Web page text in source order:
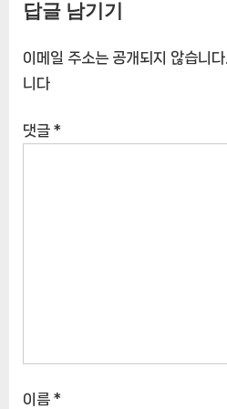
스와 그레이 머그컵
품]
답글 남기기
이메일 주소는 공개되지 않습니다.
니다
댓글 *
이름 *